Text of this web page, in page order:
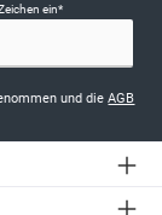
ein*
und dieAGB